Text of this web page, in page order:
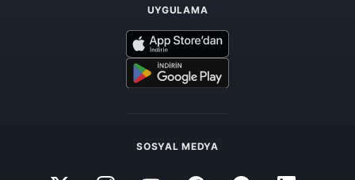
UYGULAMA
SOSYAL MEDYA